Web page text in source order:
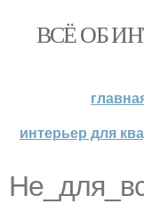
ВСЁ ОБ
интерьер для